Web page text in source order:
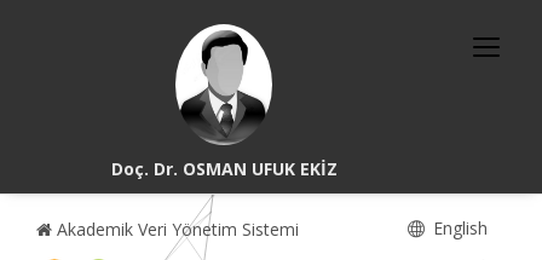
Doç. Dr. OSMAN UFUK EKİZ
Akademik Veri Yönetim Sistemi English